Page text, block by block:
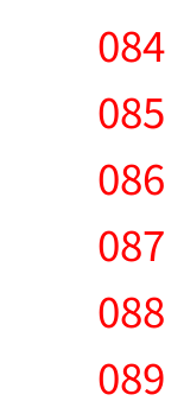
084
085
086
087
088
089